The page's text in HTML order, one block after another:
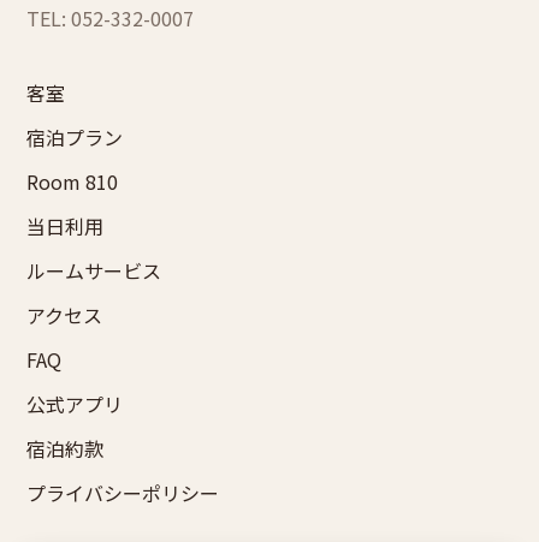
TEL: 052-332-0007
客室
宿泊プラン
Room 810
当日利用
ルームサービス
アクセス
FAQ
公式アプリ
宿泊約款
プライバシーポリシー